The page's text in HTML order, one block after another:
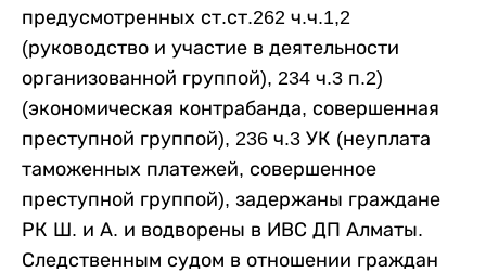
предусмотренных ст.ст.262 ч.ч.1,2
(руководство и участие в деятельности
организованной группой), 234 ч.3 п.2)
(экономическая контрабанда, совершенная
преступной группой), 236 ч.3 УК (неуплата
таможенных платежей, совершенное
преступной группой), задержаны граждане
РК Ш. и А. и водворены в ИВС ДП Алматы.
Следственным судом в отношении граждан